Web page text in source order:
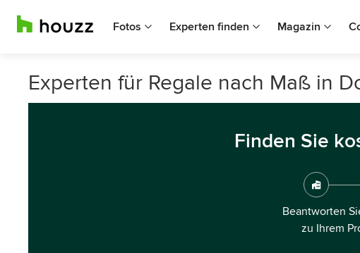
Fotos Experten finden Magazin
Experten für Regale nach Maß in
Finden Sie
Beantworten
zu Ihrem